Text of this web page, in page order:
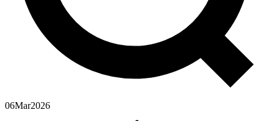
06Mar2026